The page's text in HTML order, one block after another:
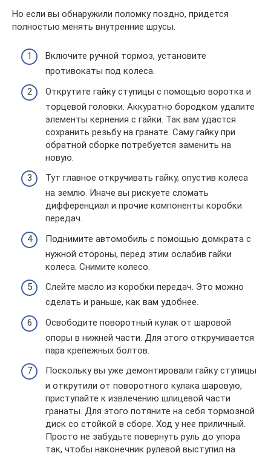
Но если вы обнаружили поломку поздно, придется
полностью менять внутренние шрусы.
Включите ручной тормоз, установите
противокаты под колеса.
Открутите гайку ступицы с помощью воротка и
торцевой головки. Аккуратно бородком удалите
элементы кернения с гайки. Так вам удастся
сохранить резьбу на гранате. Саму гайку при
обратной сборке потребуется заменить на
новую.
Тут главное откручивать гайку, опустив колеса
на землю. Иначе вы рискуете сломать
дифференциал и прочие компоненты коробки
передач.
Поднимите автомобиль с помощью домкрата с
нужной стороны, перед этим ослабив гайки
колеса. Снимите колесо.
Слейте масло из коробки передач. Это можно
сделать и раньше, как вам удобнее.
Освободите поворотный кулак от шаровой
опоры в нижней части. Для этого откручивается
пара крепежных болтов.
Поскольку вы уже демонтировали гайку ступицы
и открутили от поворотного кулака шаровую,
приступайте к извлечению шлицевой части
гранаты. Для этого потяните на себя тормозной
диск со стойкой в сборе. Ход у нее приличный.
Просто не забудьте повернуть руль до упора
так, чтобы наконечник рулевой выступил на